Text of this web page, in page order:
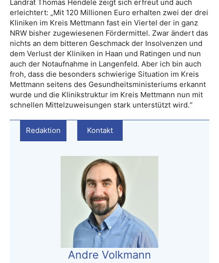
Landrat Thomas Hendele zeigt sich erfreut und auch
erleichtert: „Mit 120 Millionen Euro erhalten zwei der drei
Kliniken im Kreis Mettmann fast ein Viertel der in ganz
NRW bisher zugewiesenen Fördermittel. Zwar ändert das
nichts an dem bitteren Geschmack der Insolvenzen und
dem Verlust der Kliniken in Haan und Ratingen und nun
auch der Notaufnahme in Langenfeld. Aber ich bin auch
froh, dass die besonders schwierige Situation im Kreis
Mettmann seitens des Gesundheitsministeriums erkannt
wurde und die Klinikstruktur im Kreis Mettmann nun mit
schnellen Mittelzuweisungen stark unterstützt wird.“
Redaktion Kontakt
Andre Volkmann